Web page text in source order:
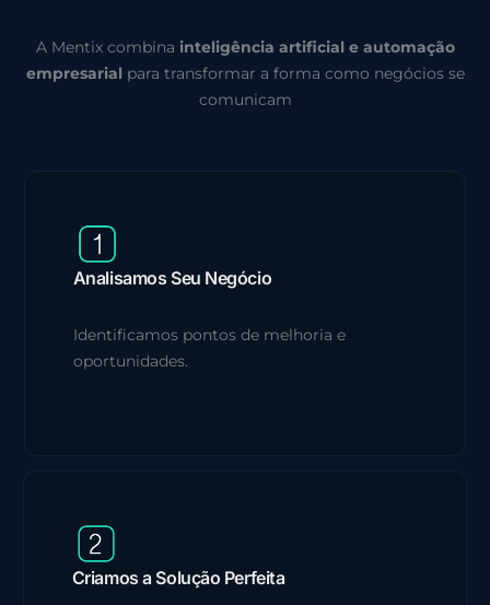
A Mentix combina inteligência artificial e automação
empresarial para transformar a forma como negócios se
comunicam
Analisamos Seu Negócio
Identificamos pontos de melhoria e
oportunidades.
Criamos a Solução Perfeita